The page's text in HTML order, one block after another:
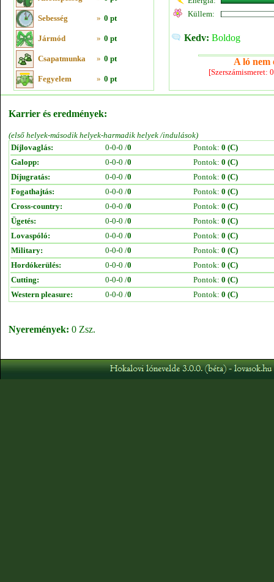
Sebesség » 0 pt
Jármód » 0 pt
Csapatmunka » 0 pt
Fegyelem » 0 pt
Küllem:
Kedv: Boldog
A ló nem
[Szerszámismeret:
Karrier és eredmények:
(első helyek-második helyek-harmadik helyek /indulások)
Díjlovaglás:
0-0-0 /0 Pontok: 0 (C)
Galopp:
0-0-0 /0 Pontok: 0 (C)
Díjugratás:
0-0-0 /0 Pontok: 0 (C)
Fogathajtás:
0-0-0 /0 Pontok: 0 (C)
Cross-country:
0-0-0 /0 Pontok: 0 (C)
Ügetés:
0-0-0 /0 Pontok: 0 (C)
Lovaspóló:
0-0-0 /0 Pontok: 0 (C)
Military:
0-0-0 /0 Pontok: 0 (C)
Hordókerülés:
0-0-0 /0 Pontok: 0 (C)
Cutting:
0-0-0 /0 Pontok: 0 (C)
Western pleasure:
0-0-0 /0 Pontok: 0 (C)
Nyeremények: 0 Zsz.